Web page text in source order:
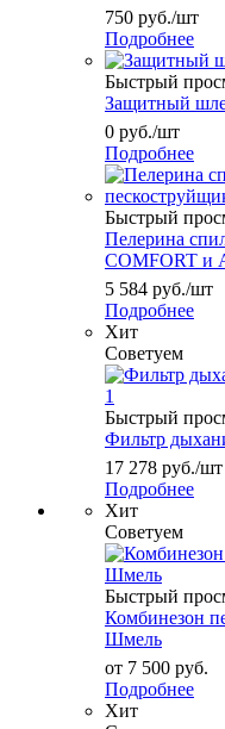
750 руб./шт
Подробнее
Быстрый
Защитный
0 руб./шт
Подробнее
Быстрый
Пелерина
COMFORT и
5 584 руб./шт
Подробнее
Хит
Советуем
Быстрый
Фильтр
17 278 руб./шт
Подробнее
Хит
Советуем
Быстрый
Комбинезон
Шмель
от 7 500 руб.
Подробнее
Хит